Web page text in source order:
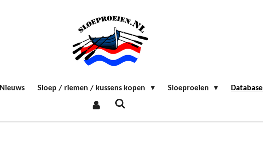
Nieuws Sloep / riemen / kussens kopen Sloeproeien Database